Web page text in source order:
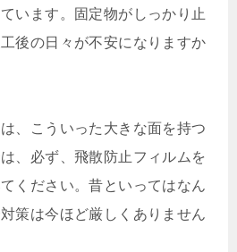
います。固定物がしっかり止
後の日々が不安になりますか
、こういった大きな面を持つ
、必ず、飛散防止フィルムを
ください。昔といってはなん
策は今ほど厳しくありません